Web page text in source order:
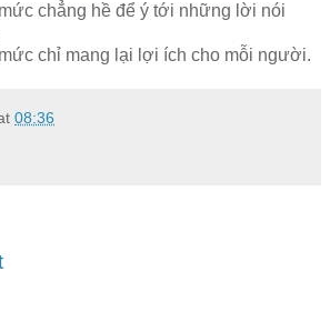
chẳng hề để ý tới những lời nói
chỉ mang lại lợi ích cho mỗi người.
08:36